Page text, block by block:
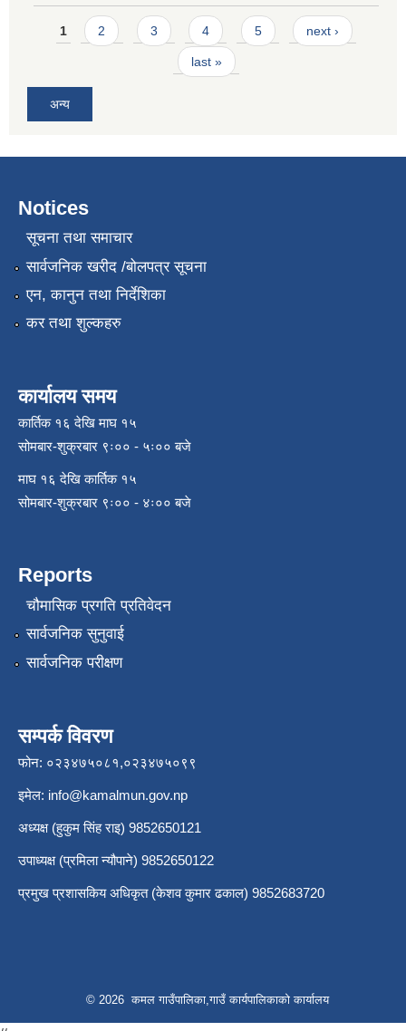
Pages
1 2 3 4 5 next ›
last »
अन्य
Notices
सूचना तथा समाचार
सार्वजनिक खरीद /बोलपत्र सूचना
एन, कानुन तथा निर्देशिका
कर तथा शुल्कहरु
कार्यालय समय
कार्तिक १६ देखि माघ १५
सोमबार-शुक्रबार ९ः०० - ५ः०० बजे
माघ १६ देखि कार्तिक १५
सोमबार-शुक्रबार ९ः०० - ४ः०० बजे
Reports
चौमासिक प्रगति प्रतिवेदन
सार्वजनिक सुनुवाई
सार्वजनिक परीक्षण
सम्पर्क विवरण
फोन: ०२३४७५०८१,०२३४७५०९९
इमेल: info@kamalmun.gov.np
अध्यक्ष (हुकुम सिंह राइ) 9852650121
उपाध्यक्ष (प्रमिला न्यौपाने) 9852650122
प्रमुख प्रशासकिय अधिकृत (केशव कुमार ढकाल) 9852683720
© 2026 कमल गाउँपालिका,गाउँ कार्यपालिकाको कार्यालय